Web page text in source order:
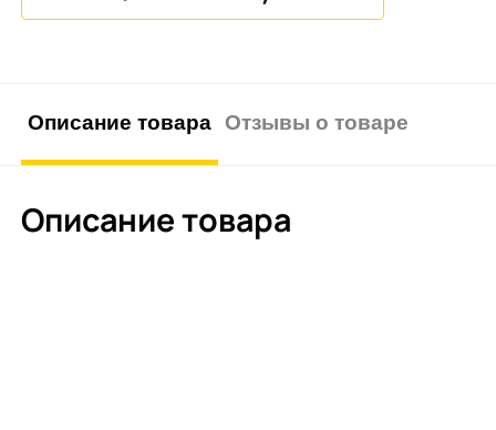
Описание товара Отзывы о товаре
Описание товара